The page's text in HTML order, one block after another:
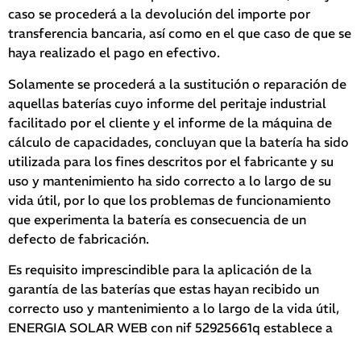
caso se procederá a la devolución del importe por
transferencia bancaria, así como en el que caso de que se
haya realizado el pago en efectivo.
Solamente se procederá a la sustitución o reparación de
aquellas baterías cuyo informe del peritaje industrial
facilitado por el cliente y el informe de la máquina de
cálculo de capacidades, concluyan que la batería ha sido
utilizada para los fines descritos por el fabricante y su
uso y mantenimiento ha sido correcto a lo largo de su
vida útil, por lo que los problemas de funcionamiento
que experimenta la batería es consecuencia de un
defecto de fabricación.
Es requisito imprescindible para la aplicación de la
garantía de las baterías que estas hayan recibido un
correcto uso y mantenimiento a lo largo de la vida útil,
ENERGIA SOLAR WEB con nif 52925661q establece a